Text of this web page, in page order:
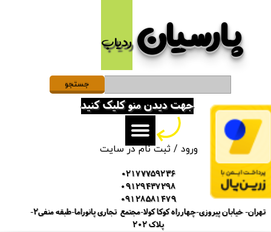
پارسیان​​​​​​​ردیاب
ورود /ثبت نام در سایت
حساب کاربری من
تغییر گذر واژه
سفارشات
خروج از حساب کاربری
02177759236
09129437298
09128581479
تهران- خیابان پیروزی-چهارراه کوکا کولا-مجتمع تجاری پانوراما-طبقه منفی2-
پلاک 202
جهت دیدن منو کلیک کنید
جستجو